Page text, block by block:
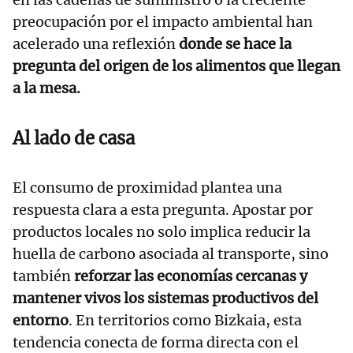
preocupación por el impacto ambiental han
acelerado una reflexióndonde se hace la
pregunta del origen de los alimentos que llegan
a la mesa.
Al lado de casa
El consumo de proximidad plantea una
respuesta clara a esta pregunta. Apostar por
productos locales no solo implica reducir la
huella de carbono asociada al transporte, sino
tambiénreforzar las economías cercanas y
mantener vivos los sistemas productivos del
entorno. En territorios como Bizkaia, esta
tendencia conecta de forma directa con el